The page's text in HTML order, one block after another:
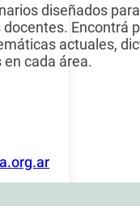
diseñados
Encontrá
actuales,
cada área.